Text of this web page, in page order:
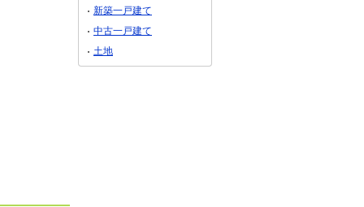
2,780万円
新築一戸建て
中古一戸建て
土地